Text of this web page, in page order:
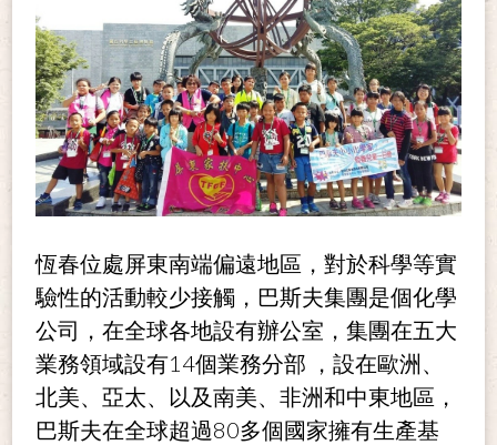
恆春位處屏東南端偏遠地區，對於科學等實
驗性的活動較少接觸，巴斯夫集團是個化學
公司，在全球各地設有辦公室，集團在五大
業務領域設有14個業務分部
，設在歐洲、
北美、亞太、以及南美、非洲和中東地區，
巴斯夫在全球超過80多個國家擁有生產基